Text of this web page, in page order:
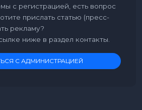
с регистрацией, есть вопрос
прислать статью (пресс-
рекламу?
ниже в раздел контакты.
С АДМИНИСТРАЦИЕЙ